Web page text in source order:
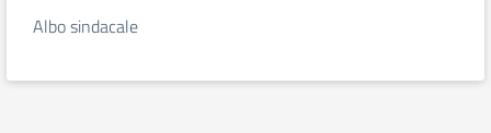
Albo sindacale